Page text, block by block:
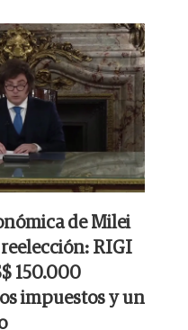
de Milei
RIGI
150.000
impuestos y un